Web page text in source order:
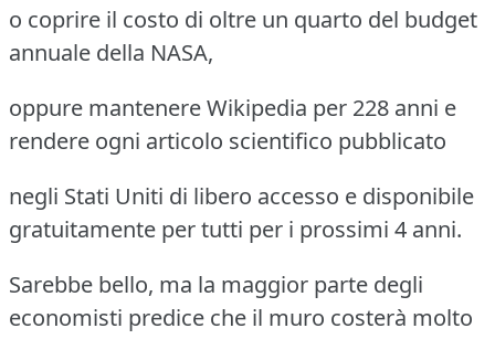
o coprire il costo di oltre un quarto del budget
annuale della NASA,
oppure mantenere Wikipedia per 228 anni e
rendere ogni articolo scientifico pubblicato
negli Stati Uniti di libero accesso e disponibile
gratuitamente per tutti per i prossimi 4 anni.
Sarebbe bello, ma la maggior parte degli
economisti predice che il muro costerà molto